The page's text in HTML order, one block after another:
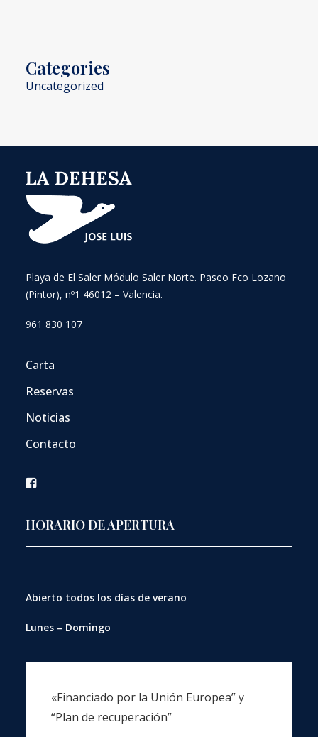
Categories
Uncategorized
Playa de El Saler Módulo Saler Norte. Paseo Fco Lozano
(Pintor), nº1 46012 – Valencia.
961 830 107
Carta
Reservas
Noticias
Contacto
HORARIO DE APERTURA
Abierto todos los días de verano
Lunes – Domingo
«Financiado por la Unión Europea” y
“Plan de recuperación”